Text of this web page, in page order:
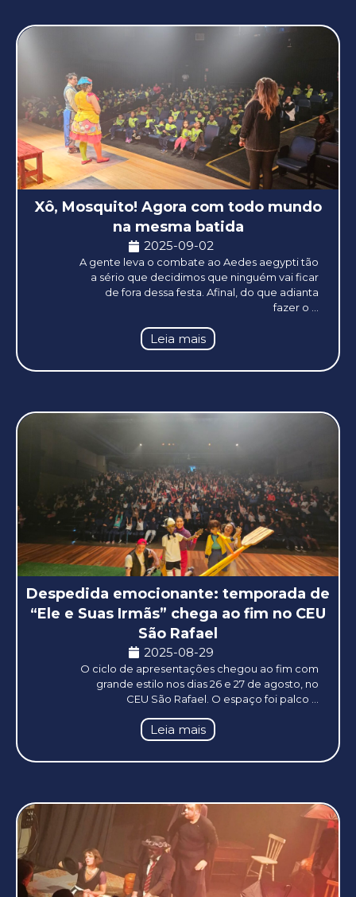
Xô, Mosquito! Agora com todo mundo
na mesma batida
2025-09-02
A gente leva o combate ao Aedes aegypti tão
a sério que decidimos que ninguém vai ficar
de fora dessa festa. Afinal, do que adianta
fazer o ...
Leia mais
Despedida emocionante: temporada de
“Ele e Suas Irmãs” chega ao fim no CEU
São Rafael
2025-08-29
O ciclo de apresentações chegou ao fim com
grande estilo nos dias 26 e 27 de agosto, no
CEU São Rafael. O espaço foi palco ...
Leia mais